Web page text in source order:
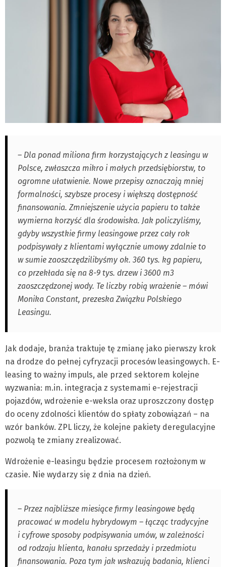
– Dla ponad miliona firm korzystających z leasingu w
Polsce, zwłaszcza mikro i małych przedsiębiorstw, to
ogromne ułatwienie. Nowe przepisy oznaczają mniej
formalności, szybsze procesy i większą dostępność
finansowania. Zmniejszenie użycia papieru to także
wymierna korzyść dla środowiska. Jak policzyliśmy,
gdyby wszystkie firmy leasingowe przez cały rok
podpisywały z klientami wyłącznie umowy zdalnie to
w sumie zaoszczędzilibyśmy ok. 360 tys. kg papieru,
co przekłada się na 8-9 tys. drzew i 3600 m3
zaoszczędzonej wody. Te liczby robią wrażenie – mówi
Monika Constant, prezeska Związku Polskiego
Leasingu.
Jak dodaje, branża traktuje tę zmianę jako pierwszy krok
na drodze do pełnej cyfryzacji procesów leasingowych. E-
leasing to ważny impuls, ale przed sektorem kolejne
wyzwania: m.in. integracja z systemami e-rejestracji
pojazdów, wdrożenie e-weksla oraz uproszczony dostęp
do oceny zdolności klientów do spłaty zobowiązań – na
wzór banków. ZPL liczy, że kolejne pakiety deregulacyjne
pozwolą te zmiany zrealizować.
Wdrożenie e-leasingu będzie procesem rozłożonym w
czasie. Nie wydarzy się z dnia na dzień.
– Przez najbliższe miesiące firmy leasingowe będą
pracować w modelu hybrydowym – łącząc tradycyjne
i cyfrowe sposoby podpisywania umów, w zależności
od rodzaju klienta, kanału sprzedaży i przedmiotu
finansowania. Poza tym jak wskazują badania, klienci